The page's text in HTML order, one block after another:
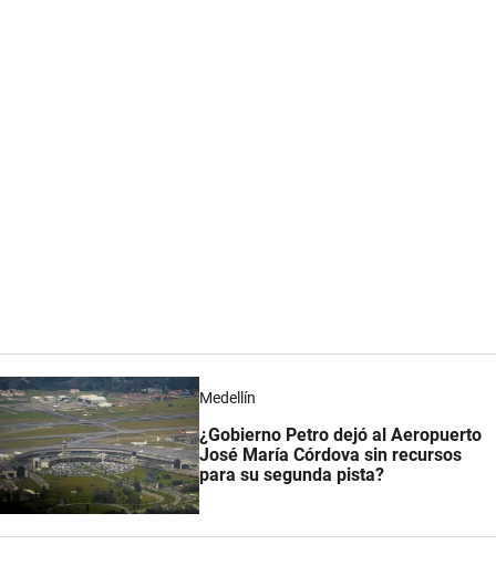
Medellín
¿Gobierno Petro dejó al Aeropuerto
José María Córdova sin recursos
para su segunda pista?